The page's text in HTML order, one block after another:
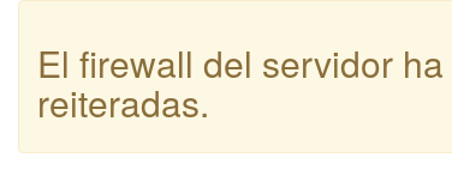
El firewall del servidor
reiteradas.